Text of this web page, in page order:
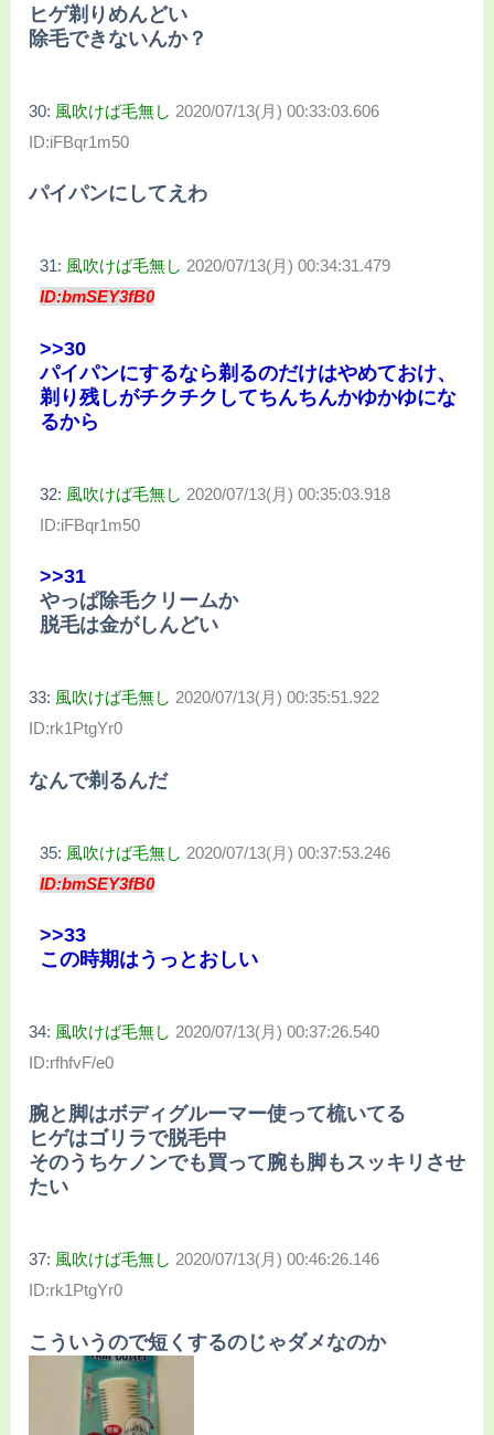
ヒゲ剃りめんどい
除毛できないんか？
30: 風吹けば毛無し 2020/07/13(月) 00:33:03.606
ID:iFBqr1m50
パイパンにしてえわ
31: 風吹けば毛無し 2020/07/13(月) 00:34:31.479
ID:bmSEY3fB0
>>30
パイパンにするなら剃るのだけはやめておけ、
剃り残しがチクチクしてちんちんかゆかゆにな
るから
32: 風吹けば毛無し 2020/07/13(月) 00:35:03.918
ID:iFBqr1m50
>>31
やっぱ除毛クリームか
脱毛は金がしんどい
33: 風吹けば毛無し 2020/07/13(月) 00:35:51.922
ID:rk1PtgYr0
なんで剃るんだ
35: 風吹けば毛無し 2020/07/13(月) 00:37:53.246
ID:bmSEY3fB0
>>33
この時期はうっとおしい
34: 風吹けば毛無し 2020/07/13(月) 00:37:26.540
ID:rfhfvF/e0
腕と脚はボディグルーマー使って梳いてる
ヒゲはゴリラで脱毛中
そのうちケノンでも買って腕も脚もスッキリさせ
たい
37: 風吹けば毛無し 2020/07/13(月) 00:46:26.146
ID:rk1PtgYr0
こういうので短くするのじゃダメなのか